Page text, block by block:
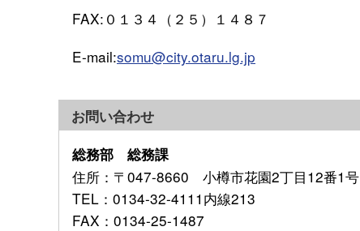
FAX:０１３４（２５）１４８７
E-mail:somu@city.otaru.lg.jp
お問い合わせ
総務部 総務課
住所 ：〒047-8660 小樽市花園2丁目12番1号
TEL ：0134-32-4111内線213
FAX ：0134-25-1487